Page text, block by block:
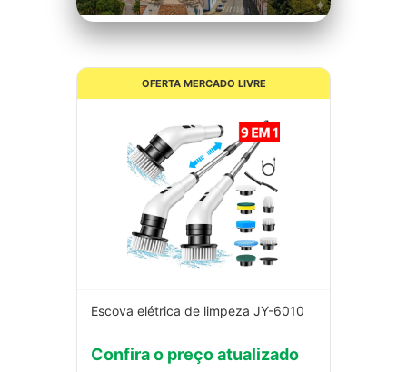
OFERTA MERCADO LIVRE
Escova elétrica de limpeza JY-6010
Confira o preço atualizado